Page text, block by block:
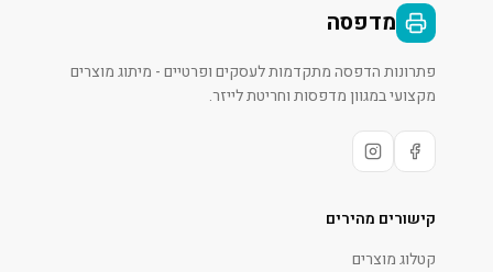
מדפסה
פתרונות הדפסה מתקדמות לעסקים ופרטיים - מיתוג מוצרים
מקצועי במגוון מדפסות וחריטת לייזר.
קישורים מהירים
קטלוג מוצרים